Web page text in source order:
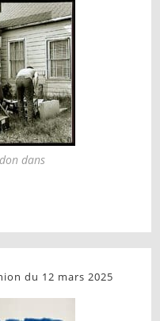
dans
du 12 mars 2025